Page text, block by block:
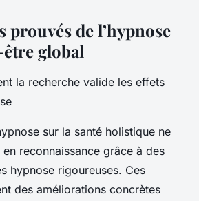
prouvés de l’hypnose
global
la recherche valide les effets
sur la santé holistique ne
reconnaissance grâce à des
hypnose rigoureuses. Ces
des améliorations concrètes